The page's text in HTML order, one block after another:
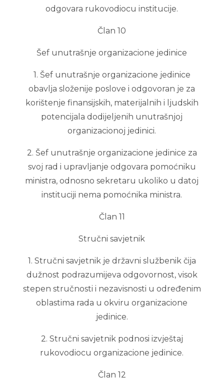
odgovara rukovodiocu institucije.
Član 10
Šef unutrašnje organizacione jedinice
1. Šef unutrašnje organizacione jedinice
obavlja složenije poslove i odgovoran je za
korištenje finansijskih, materijalnih i ljudskih
potencijala dodijeljenih unutrašnjoj
organizacionoj jedinici.
2. Šef unutrašnje organizacione jedinice za
svoj rad i upravljanje odgovara pomoćniku
ministra, odnosno sekretaru ukoliko u datoj
instituciji nema pomoćnika ministra.
Član 11
Stručni savjetnik
1. Stručni savjetnik je državni službenik čija
dužnost podrazumijeva odgovornost, visok
stepen stručnosti i nezavisnosti u određenim
oblastima rada u okviru organizacione
jedinice.
2. Stručni savjetnik podnosi izvještaj
rukovodiocu organizacione jedinice.
Član 12